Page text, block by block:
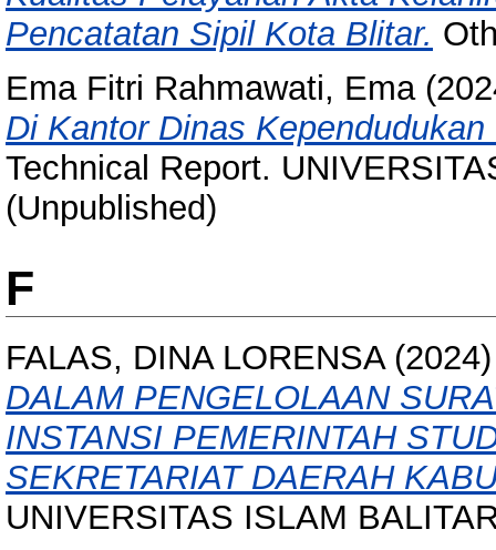
Pencatatan Sipil Kota Blitar.
Ema Fitri Rahmawati, Ema
Di Kantor Dinas
Technical Report.
(Unpublished)
F
FALAS, DINA LORENSA
DALAM PENGELOLAAN
INSTANSI PEMERINTAH
SEKRETARIAT DAERAH
UNIVERSITAS ISLAM